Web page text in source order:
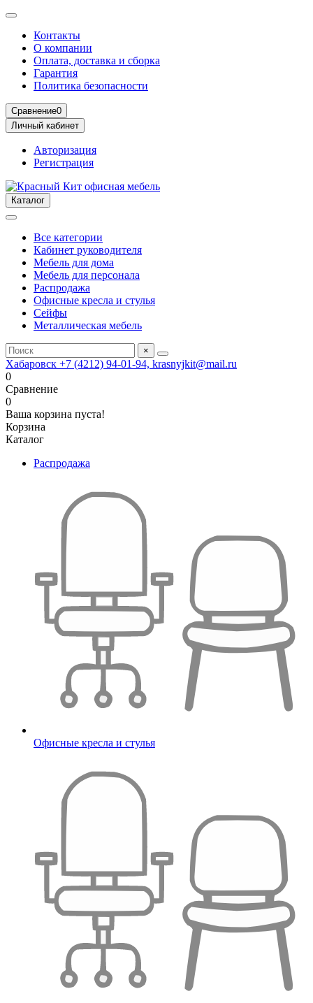
Контакты
О компании
Оплата, доставка и сборка
Гарантия
Политика безопасности
Сравнение0
Личный кабинет
Авторизация
Регистрация
Каталог
Все категории
Кабинет руководителя
Мебель для дома
Мебель для персонала
Распродажа
Офисные кресла и стулья
Сейфы
Металлическая мебель
×
Хабаровск +7 (4212) 94-01-94, krasnyjkit@mail.ru
0
Сравнение
0
Ваша корзина пуста!
Корзина
Каталог
Распродажа
Офисные кресла и стулья